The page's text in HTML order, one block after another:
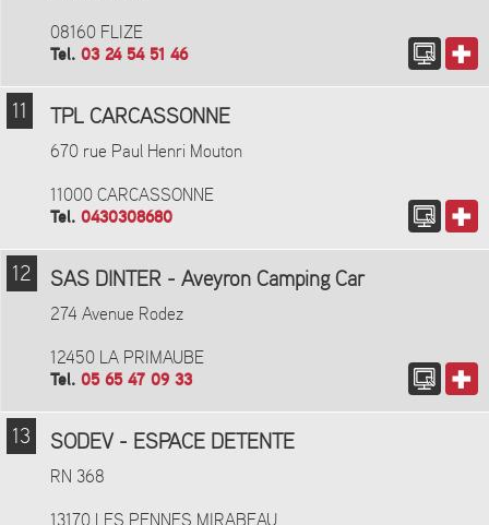
08160 FLIZE
Tel. 03 24 54 51 46
11 TPL CARCASSONNE
670 rue Paul Henri Mouton
11000 CARCASSONNE
Tel. 0430308680
12 SAS DINTER - Aveyron Camping Car
274 Avenue Rodez
12450 LA PRIMAUBE
Tel. 05 65 47 09 33
13 SODEV - ESPACE DETENTE
RN 368
13170 LES PENNES MIRABEAU